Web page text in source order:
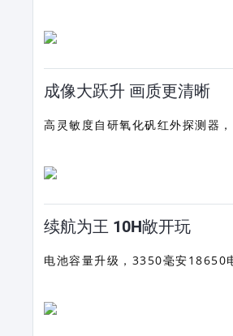
成像大跃升 画质更清晰
高灵敏度自研氧化矾红外探测器
续航为王 10H敞开玩
电池容量升级，3350毫安18650